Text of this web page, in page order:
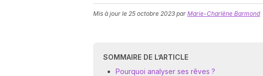
Mis à jour le 25 octobre 2023 par Marie-Charlène Barmond
SOMMAIRE DE L’ARTICLE
Pourquoi analyser ses rêves ?